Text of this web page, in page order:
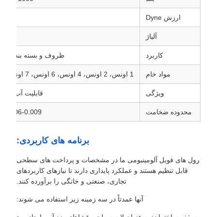
صفحه آلومینیوم
دایره آلومینیومی
سیم پیچ آلومینیوم روکش شده
کویل آلومینیومی
صفحه شطرنجی آلومینیوم
ارزش Dyne
آلیاژ
کاربرد ظروف و بسته بندی
مواد خام 1 اونس، 2 اونس، 4 اونس، 6 اونس، 7 اونس، سفارشی
ویژگی قابلیت آب
محدوده ضخامت 0.006-0.009 میلی متر
برنامه های کاربردی:
رول های فویل آلومینیومی ما در مشخصات و پرداخت های سطحی
قابل تنظیم هستند و عملکرد پایداری دارند تا نیازهای کاربردهای
تجاری، صنعتی و خانگی را برآورده کنند.
آنها عمدتاً در سه زمینه زیر استفاده می شوند: